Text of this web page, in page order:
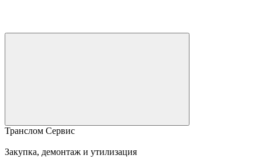
Транслом Сервис
Закупка, демонтаж и утилизация